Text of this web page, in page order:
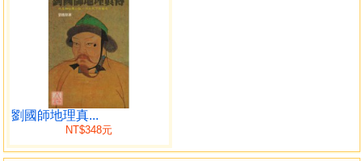
出官
女貴
劉國師地理真...
NT$348元